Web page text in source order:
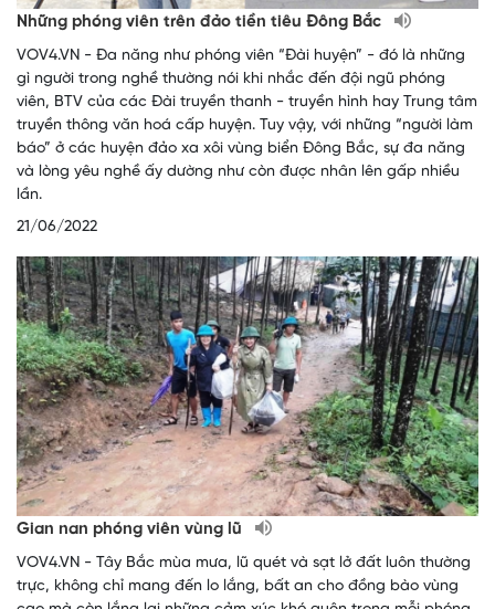
Những phóng viên trên đảo tiền tiêu Đông Bắc
VOV4.VN - Đa năng như phóng viên “Đài huyện” - đó là những
gì người trong nghề thường nói khi nhắc đến đội ngũ phóng
viên, BTV của các Đài truyền thanh - truyền hình hay Trung tâm
truyền thông văn hoá cấp huyện. Tuy vậy, với những “người làm
báo” ở các huyện đảo xa xôi vùng biển Đông Bắc, sự đa năng
và lòng yêu nghề ấy dường như còn được nhân lên gấp nhiều
lần.
21/06/2022
Gian nan phóng viên vùng lũ
VOV4.VN - Tây Bắc mùa mưa, lũ quét và sạt lở đất luôn thường
trực, không chỉ mang đến lo lắng, bất an cho đồng bào vùng